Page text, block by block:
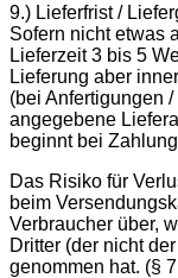
9.) Lieferfrist /
Sofern nicht etwas
Lieferzeit 3 bis 5
Lieferung aber
(bei Anfertigungen
angegebene
beginnt bei
Das Risiko für
beim
Verbraucher über,
Dritter (der nicht
genommen hat. (§